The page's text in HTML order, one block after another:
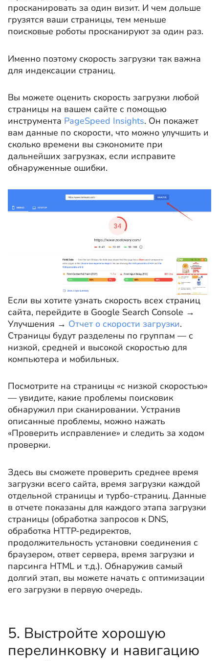
просканировать за один визит. И чем дольше
грузятся ваши страницы, тем меньше
поисковые роботы просканируют за один раз.
Именно поэтому скорость загрузки так важна
для индексации страниц.
Вы можете оценить скорость загрузки любой
страницы на вашем сайте с помощью
инструмента PageSpeed Insights. Он покажет
вам данные по скорости, что можно улучшить и
сколько времени вы сэкономите при
дальнейших загрузках, если исправите
обнаруженные ошибки.
Если вы хотите узнать скорость всех страниц
сайта, перейдите в Google Search Console →
Улучшения → Отчет о скорости загрузки.
Страницы будут разделены по группам — с
низкой, средней и высокой скоростью для
компьютера и мобильных.
Посмотрите на страницы «с низкой скоростью»
— увидите, какие проблемы поисковик
обнаружил при сканировании. Устранив
описанные проблемы, можно нажать
«Проверить исправление» и следить за ходом
проверки.
Здесь вы сможете проверить среднее время
загрузки всего сайта, время загрузки каждой
отдельной страницы и турбо-страниц. Данные
в отчете показаны для каждого этапа загрузки
страницы (обработка запросов к DNS,
обработка HTTP-редиректов,
продолжительность установки соединения с
браузером, ответ сервера, время загрузки и
парсинга HTML и т.д.). Обнаружив самый
долгий этап, вы можете начать с оптимизации
его загрузки в первую очередь.
5. Выстройте хорошую
перелинковку и навигацию